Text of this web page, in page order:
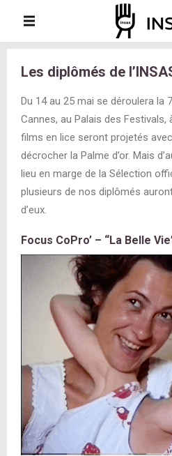
Les diplômés de
Du 14 au 25 mai se déroulera la
Cannes, au Palais des Festivals,
films en lice seront projetés
décrocher la Palme d’or. Mais
lieu en marge de la Sélection
plusieurs de nos diplômés
d’eux.
Focus CoPro’ – “La Belle